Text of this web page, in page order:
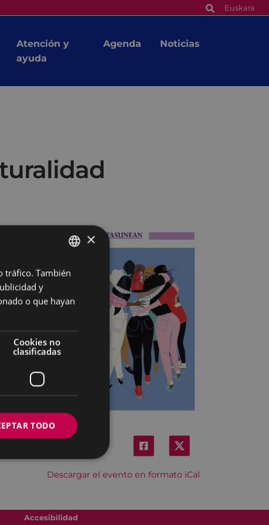
Euskara
Atención y
ayuda
Agenda Noticias
Descargar el evento en formato iCal
Accesibilidad
BASQUE
×
tráfico. También
y
o que hayan
Cookies no
clasificadas
TODO